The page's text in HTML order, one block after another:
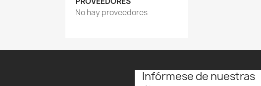
No hay proveedores
Infórmese de nuestras